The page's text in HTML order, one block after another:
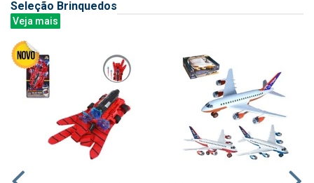
Seleção Brinquedos
Veja mais